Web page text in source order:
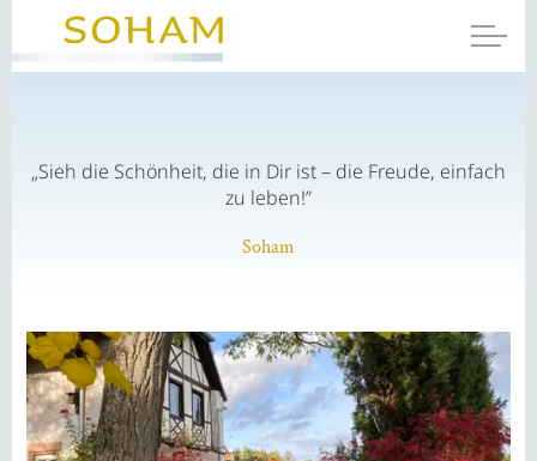
„Sieh die Schönheit, die in Dir ist – die Freude, einfach
zu leben!”
Soham